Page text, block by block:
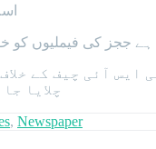
ہے ججز کی فیملیوں
ایس آئی چیف کے
چلایا
, Newspaper